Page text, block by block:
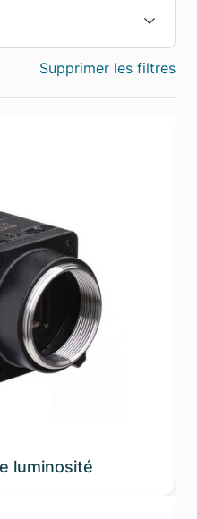
Supprimer les filtres
luminosité